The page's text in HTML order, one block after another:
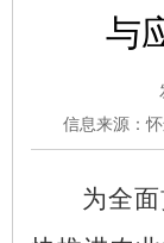
与
信息来源：
为全